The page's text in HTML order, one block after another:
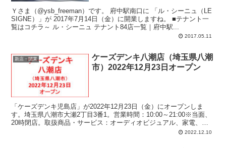
Ｙさま（@ysb_freeman）です。 府中駅南口に 「ル・シーニュ（LE
SIGNE）」が 2017年7月14日（金）に開業しますね。 ■テナント一
覧はコチラ～ ル・シーニュ テナント84店一覧｜府中駅...
2017.05.11
新店・開業
ケーズデンキ八潮店（埼玉県八潮
市）2022年12月23日オープン
「ケーズデンキ児島店」が2022年12月23日（金）にオープンしま
す。埼玉県八潮市大瀬2丁目3番1。営業時間：10:00～21:00※当面、
20時閉店。取扱商品・サービス：オーディオビジュアル、家電、パ
ソコン、タブレット、ドローン、Mac、iPad、Apple Watch、スマー
2022.12.10